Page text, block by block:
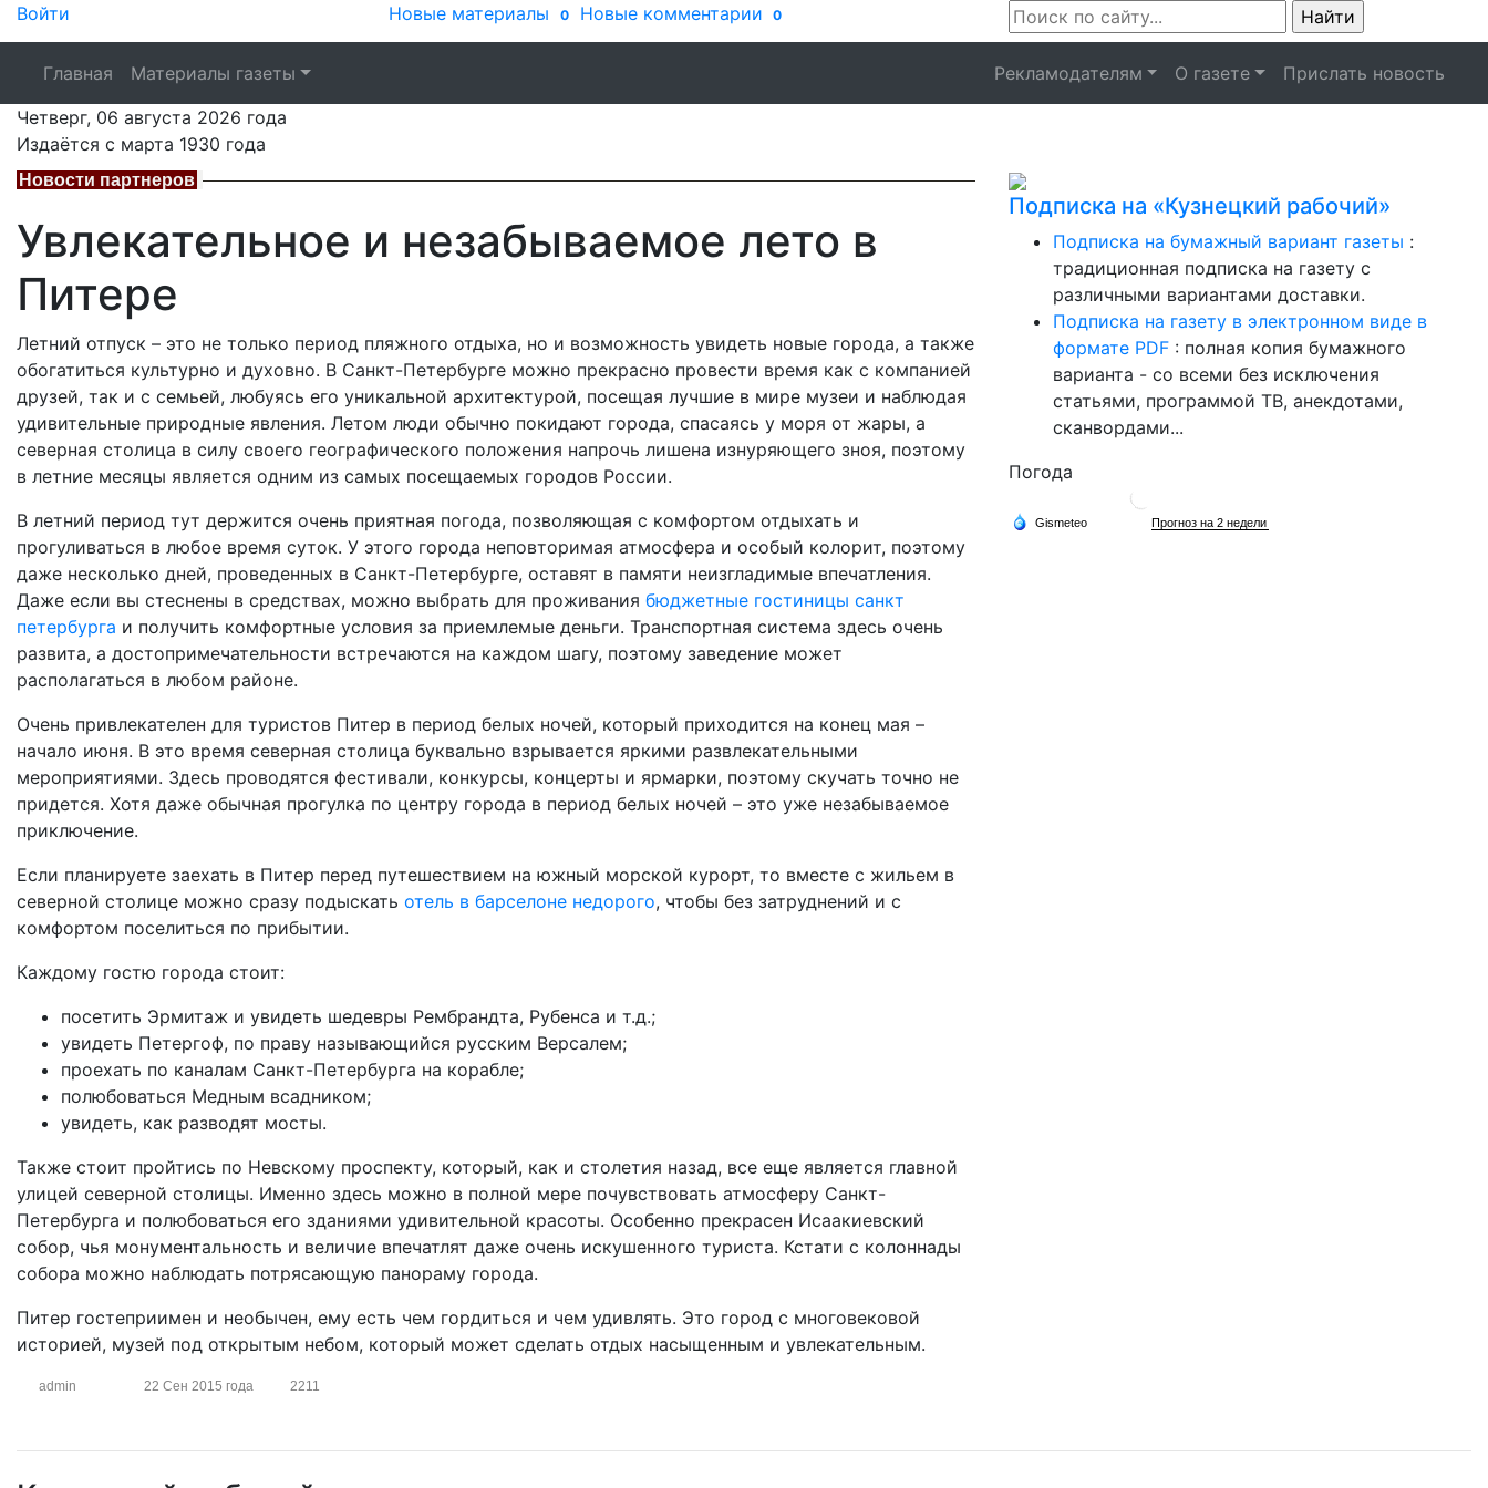
Войти Новые материалы 0 Новые комментарии 0
Главная Материалы газеты Рекламодателям О газете
Прислать новость
Четверг, 06 августа 2026 года
Издаётся с марта 1930 года
Новости партнеров
Увлекательное и незабываемое лето в
Питере
Летний отпуск – это не только период пляжного отдыха, но и возможность увидеть новые города, а также
обогатиться культурно и духовно. В Санкт-Петербурге можно прекрасно провести время как с компанией
друзей, так и с семьей, любуясь его уникальной архитектурой, посещая лучшие в мире музеи и наблюдая
удивительные природные явления. Летом люди обычно покидают города, спасаясь у моря от жары, а
северная столица в силу своего географического положения напрочь лишена изнуряющего зноя, поэтому
в летние месяцы является одним из самых посещаемых городов России.
В летний период тут держится очень приятная погода, позволяющая с комфортом отдыхать и
прогуливаться в любое время суток. У этого города неповторимая атмосфера и особый колорит, поэтому
даже несколько дней, проведенных в Санкт-Петербурге, оставят в памяти неизгладимые впечатления.
Даже если вы стеснены в средствах, можно выбрать для проживания бюджетные гостиницы санкт
петербурга и получить комфортные условия за приемлемые деньги. Транспортная система здесь очень
развита, а достопримечательности встречаются на каждом шагу, поэтому заведение может
располагаться в любом районе.
Очень привлекателен для туристов Питер в период белых ночей, который приходится на конец мая –
начало июня. В это время северная столица буквально взрывается яркими развлекательными
мероприятиями. Здесь проводятся фестивали, конкурсы, концерты и ярмарки, поэтому скучать точно не
придется. Хотя даже обычная прогулка по центру города в период белых ночей – это уже незабываемое
приключение.
Если планируете заехать в Питер перед путешествием на южный морской курорт, то вместе с жильем в
северной столице можно сразу подыскать отель в барселоне недорого, чтобы без затруднений и с
комфортом поселиться по прибытии.
Каждому гостю города стоит:
посетить Эрмитаж и увидеть шедевры Рембрандта, Рубенса и т.д.;
увидеть Петергоф, по праву называющийся русским Версалем;
проехать по каналам Санкт-Петербурга на корабле;
полюбоваться Медным всадником;
увидеть, как разводят мосты.
Также стоит пройтись по Невскому проспекту, который, как и столетия назад, все еще является главной
улицей северной столицы. Именно здесь можно в полной мере почувствовать атмосферу Санкт-
Петербурга и полюбоваться его зданиями удивительной красоты. Особенно прекрасен Исаакиевский
собор, чья монументальность и величие впечатлят даже очень искушенного туриста. Кстати с колоннады
собора можно наблюдать потрясающую панораму города.
Питер гостеприимен и необычен, ему есть чем гордиться и чем удивлять. Это город с многовековой
историей, музей под открытым небом, который может сделать отдых насыщенным и увлекательным.
admin 22 Сен 2015 года 2211
Подписка на «Кузнецкий рабочий»
Подписка на бумажный вариант газеты :
традиционная подписка на газету с
различными вариантами доставки.
Подписка на газету в электронном виде в
формате PDF : полная копия бумажного
варианта - со всеми без исключения
статьями, программой ТВ, анекдотами,
сканвордами...
Погода